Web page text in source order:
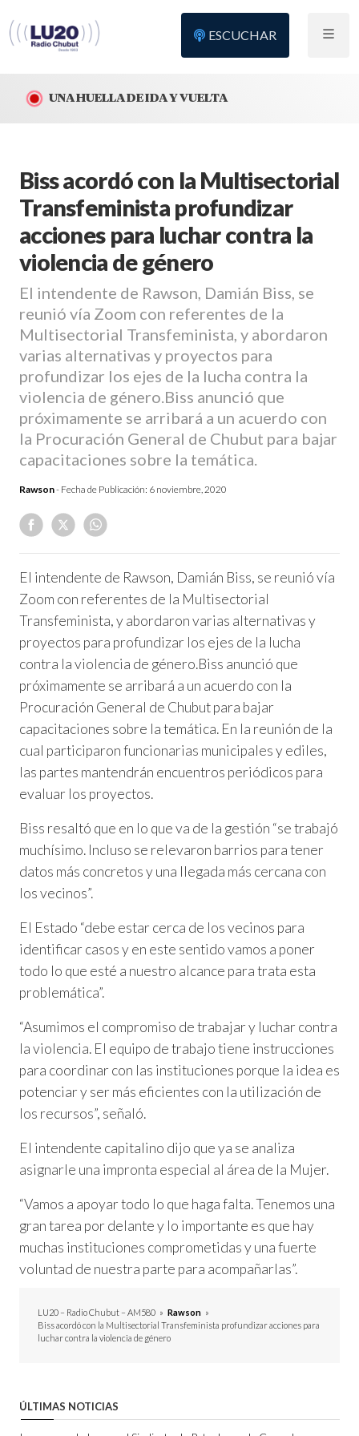
ESCUCHAR
UNA HUELLA DE IDA Y VUELTA
Biss acordó con la Multisectorial
Transfeminista profundizar
acciones para luchar contra la
violencia de género
El intendente de Rawson, Damián Biss, se
reunió vía Zoom con referentes de la
Multisectorial Transfeminista, y abordaron
varias alternativas y proyectos para
profundizar los ejes de la lucha contra la
violencia de género.Biss anunció que
próximamente se arribará a un acuerdo con
la Procuración General de Chubut para bajar
capacitaciones sobre la temática.
Rawson- Fecha de Publicación: 6 noviembre, 2020
El intendente de Rawson, Damián Biss, se reunió vía
Zoom con referentes de la Multisectorial
Transfeminista, y abordaron varias alternativas y
proyectos para profundizar los ejes de la lucha
contra la violencia de género.Biss anunció que
próximamente se arribará a un acuerdo con la
Procuración General de Chubut para bajar
capacitaciones sobre la temática. En la reunión de la
cual participaron funcionarias municipales y ediles,
las partes mantendrán encuentros periódicos para
evaluar los proyectos.
Biss resaltó que en lo que va de la gestión “se trabajó
muchísimo. Incluso se relevaron barrios para tener
datos más concretos y una llegada más cercana con
los vecinos”.
El Estado “debe estar cerca de los vecinos para
identificar casos y en este sentido vamos a poner
todo lo que esté a nuestro alcance para trata esta
problemática”.
“Asumimos el compromiso de trabajar y luchar contra
la violencia. El equipo de trabajo tiene instrucciones
para coordinar con las instituciones porque la idea es
potenciar y ser más eficientes con la utilización de
los recursos”, señaló.
El intendente capitalino dijo que ya se analiza
asignarle una impronta especial al área de la Mujer.
“Vamos a apoyar todo lo que haga falta. Tenemos una
gran tarea por delante y lo importante es que hay
muchas instituciones comprometidas y una fuerte
voluntad de nuestra parte para acompañarlas”.
LU20 – Radio Chubut – AM580 » Rawson »
Biss acordó con la Multisectorial Transfeminista profundizar acciones para
luchar contra la violencia de género
ÚLTIMAS NOTICIAS